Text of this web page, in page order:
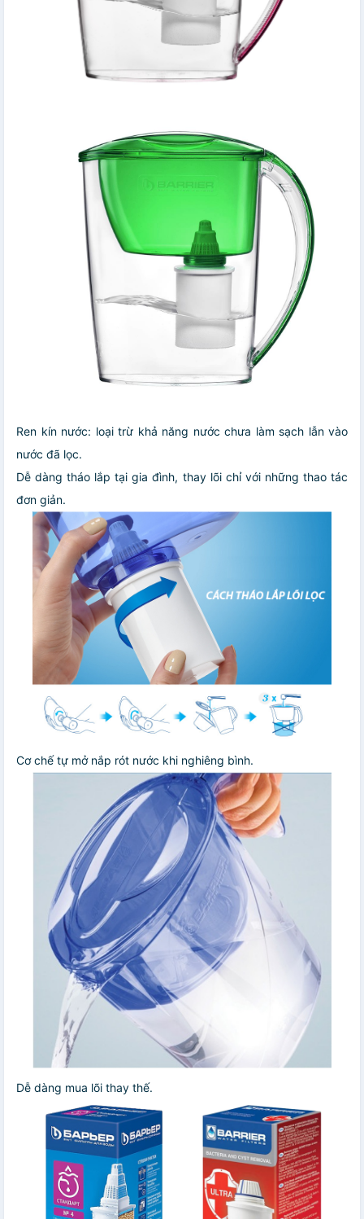
Ren kín nước: loại trừ khả năng nước chưa làm sạch lẫn vào
nước đã lọc.
Dễ dàng tháo lắp tại gia đình, thay lõi chỉ với những thao tác
đơn giản.
Cơ chế tự mở nắp rót nước khi nghiêng bình.
Dễ dàng mua lõi thay thế.